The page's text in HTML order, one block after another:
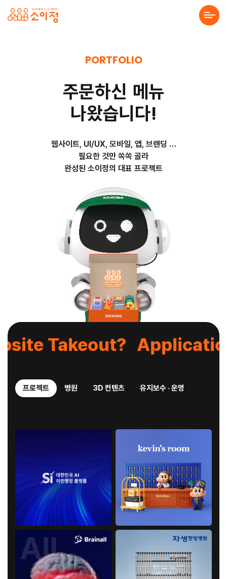
PORTFOLIO
주문하신 메 뉴
나왔습니 다!
웹사이트, UI/UX, 모바일, 앱, 브랜딩 …
필요한 것만 쏙쏙 골라
완성된 소이정의 대표 프로젝트
Takeout?
프로젝트 병원 3D 컨텐츠 유지보수 · 운영
사이트 바로가기